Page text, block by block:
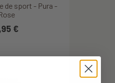
de sport - Pura -
€